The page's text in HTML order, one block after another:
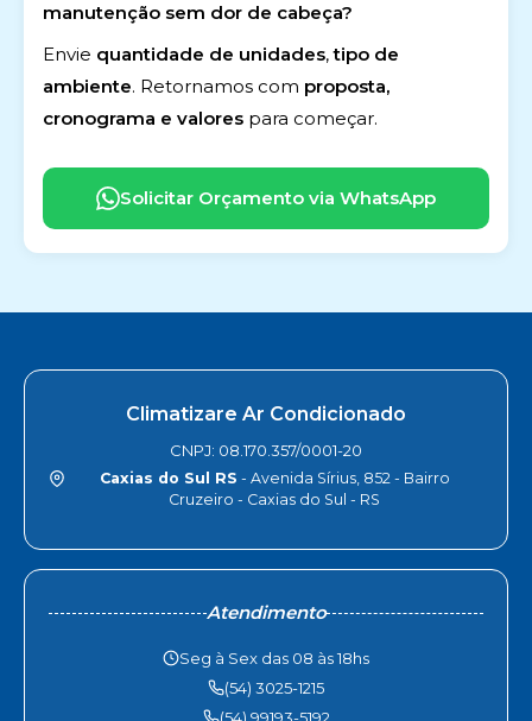
manutenção sem dor de cabeça?
Envie quantidade de unidades,tipo de
ambiente. Retornamos com proposta,
cronograma e valores para começar.
Solicitar Orçamento via WhatsApp
Climatizare Ar Condicionado
CNPJ: 08.170.357/0001-20
Caxias do Sul RS - Avenida Sírius, 852 - Bairro
Cruzeiro - Caxias do Sul - RS
Atendimento
Seg à Sex das 08 às 18hs
(54) 3025-1215